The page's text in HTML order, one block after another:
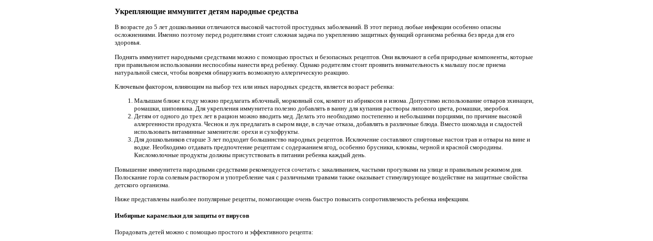
Укрепляющие иммунитет детям народные средства
В возрасте до 5 лет дошкольники отличаются высокой частотой простудных заболеваний. В этот период любые инфекции особенно опасны
осложнениями. Именно поэтому перед родителями стоит сложная задача по укреплению защитных функций организма ребенка без вреда для его
здоровья.
Поднять иммунитет народными средствами можно с помощью простых и безопасных рецептов. Они включают в себя природные компоненты, которые
при правильном использовании неспособны нанести вред ребенку. Однако родителям стоит проявить внимательность к малышу после приема
натуральной смеси, чтобы вовремя обнаружить возможную аллергическую реакцию.
Ключевым фактором, влияющим на выбор тех или иных народных средств, является возраст ребенка:
Малышам ближе к году можно предлагать яблочный, морковный сок, компот из абрикосов и изюма. Допустимо использование отваров эхинацеи,
ромашки, шиповника. Для укрепления иммунитета полезно добавлять в ванну для купания растворы липового цвета, ромашки, зверобоя.
Детям от одного до трех лет в рацион можно вводить мед. Делать это необходимо постепенно и небольшими порциями, по причине высокой
аллергенности продукта. Чеснок и лук предлагать в сыром виде, в случае отказа, добавлять в различные блюда. Вместо шоколада и сладостей
использовать витаминные заменители: орехи и сухофрукты.
Для дошкольников старше 3 лет подходит большинство народных рецептов. Исключение составляют спиртовые настои трав и отвары на вине и
водке. Необходимо отдавать предпочтение рецептам с содержанием ягод, особенно брусники, клюквы, черной и красной смородины.
Кисломолочные продукты должны присутствовать в питании ребенка каждый день.
Повышение иммунитета народными средствами рекомендуется сочетать с закаливанием, частыми прогулками на улице и правильным режимом дня.
Полоскание горла солевым раствором и употребление чая с различными травами также оказывает стимулирующее воздействие на защитные свойства
детского организма.
Ниже представлены наиболее популярные рецепты, помогающие очень быстро повысить сопротивляемость ребенка инфекциям.
Имбирные карамельки для защиты от вирусов
Порадовать детей можно с помощью простого и эффективного рецепта: